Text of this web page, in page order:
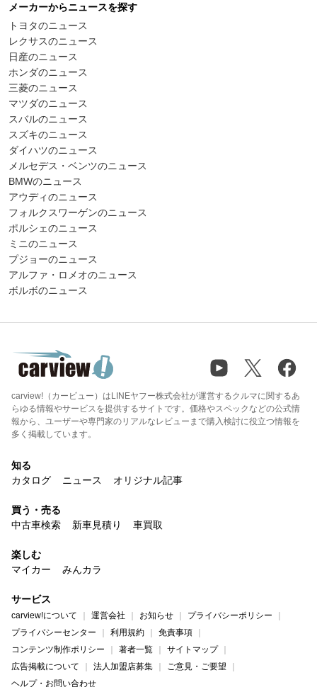
メーカーからニュースを探す
トヨタのニュース
レクサスのニュース
日産のニュース
ホンダのニュース
三菱のニュース
マツダのニュース
スバルのニュース
スズキのニュース
ダイハツのニュース
メルセデス・ベンツのニュース
BMWのニュース
アウディのニュース
フォルクスワーゲンのニュース
ポルシェのニュース
ミニのニュース
プジョーのニュース
アルファ・ロメオのニュース
ボルボのニュース
carview!（カービュー）はLINEヤフー株式会社が運営するクルマに関するあ
らゆる情報やサービスを提供するサイトです。価格やスペックなどの公式情
報から、ユーザーや専門家のリアルなレビューまで購入検討に役立つ情報を
多く掲載しています。
知る
カタログ
ニュース オリジナル記事
買う・売る
中古車検索
新車見積り 車買取
楽しむ
マイカー
みんカラ
サービス
carview!について 運営会社 お知らせ
プライバシーポリシー
プライバシーセンター
利用規約
免責事項
コンテンツ制作ポリシー
著者一覧
サイトマップ
広告掲載について
法人加盟店募集
ご意見・ご要望
ヘルプ・お問い合わせ